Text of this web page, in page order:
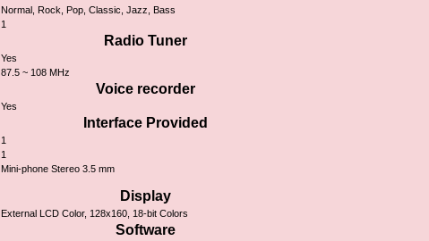
Normal, Rock, Pop, Classic, Jazz, Bass
1
Radio Tuner
Yes
87.5 ~ 108 MHz
Voice recorder
Yes
Interface Provided
1
1
Mini-phone Stereo 3.5 mm
Display
External LCD Color, 128x160, 18-bit Colors
Software